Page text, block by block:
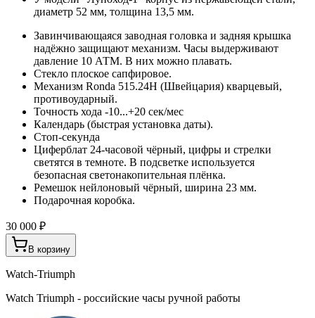
диаметр 52 мм, толщина 13,5 мм.
Завинчивающаяся заводная головка и задняя крышка
надёжно защищают механизм. Часы выдерживают
давление 10 АТМ. В них можно плавать.
Стекло плоское сапфировое.
Механизм Ronda 515.24H (Швейцария) кварцевый,
противоударный.
Точность хода -10...+20 сек/мес
Календарь (быстрая установка даты).
Стоп-секунда
Циферблат 24-часовой чёрный, цифры и стрелки
светятся в темноте. В подсветке используется
безопасная светонакопительная плёнка.
Ремешок нейлоновый чёрный, ширина 23 мм.
Подарочная коробка.
30 000 ₽
В корзину
Watch-Triumph
Watch Triumph - российские часы ручной работы